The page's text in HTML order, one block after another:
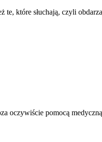
te, które słuchają, czyli
oczywiście pomocą